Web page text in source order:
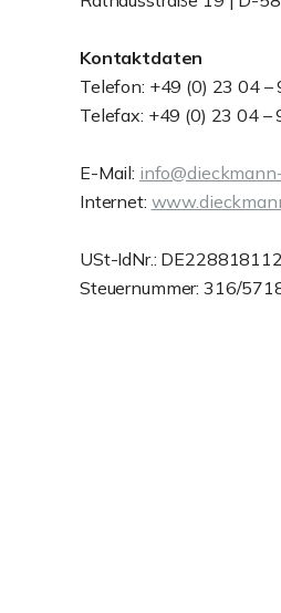
Kontaktdaten
Telefon: +49 (0) 23 04 –
Telefax: +49 (0) 23 04 –
E-Mail:
Internet:
USt-IdNr.: DE228818112
Steuernummer: 316/